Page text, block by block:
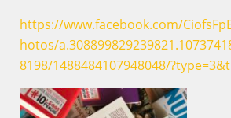
https://www.facebook.com/
hotos/
8198/1488484107948048/